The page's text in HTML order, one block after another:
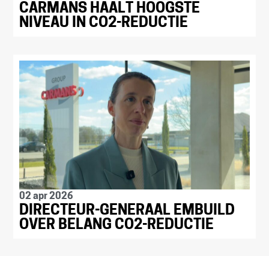
CARMANS HAALT HOOGSTE
NIVEAU IN CO2-REDUCTIE
02 apr 2026
DIRECTEUR-GENERAAL EMBUILD
OVER BELANG CO2-REDUCTIE